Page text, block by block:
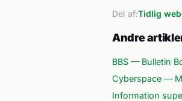
Del af:Tidlig
Andre
BBS — Bulletin
Cyberspace —
Information